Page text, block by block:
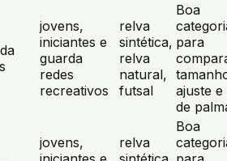
jovens,
iniciantes e
guarda
redes
recreativos
relva
sintética,
relva
natural,
futsal
Boa
para
ajuste e
de
jovens,
relva
Boa